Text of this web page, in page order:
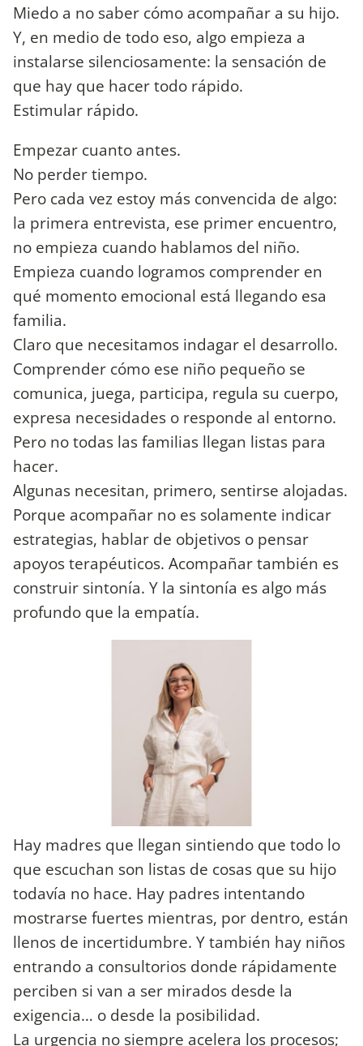
Miedo a no saber cómo acompañar a su hijo.
Y, en medio de todo eso, algo empieza a
instalarse silenciosamente: la sensación de
que hay que hacer todo rápido.
Estimular rápido.
Empezar cuanto antes.
No perder tiempo.
Pero cada vez estoy más convencida de algo:
la primera entrevista, ese primer encuentro,
no empieza cuando hablamos del niño.
Empieza cuando logramos comprender en
qué momento emocional está llegando esa
familia.
Claro que necesitamos indagar el desarrollo.
Comprender cómo ese niño pequeño se
comunica, juega, participa, regula su cuerpo,
expresa necesidades o responde al entorno.
Pero no todas las familias llegan listas para
hacer.
Algunas necesitan, primero, sentirse alojadas.
Porque acompañar no es solamente indicar
estrategias, hablar de objetivos o pensar
apoyos terapéuticos. Acompañar también es
construir sintonía. Y la sintonía es algo más
profundo que la empatía.
Hay madres que llegan sintiendo que todo lo
que escuchan son listas de cosas que su hijo
todavía no hace. Hay padres intentando
mostrarse fuertes mientras, por dentro, están
llenos de incertidumbre. Y también hay niños
entrando a consultorios donde rápidamente
perciben si van a ser mirados desde la
exigencia… o desde la posibilidad.
La urgencia no siempre acelera los procesos;